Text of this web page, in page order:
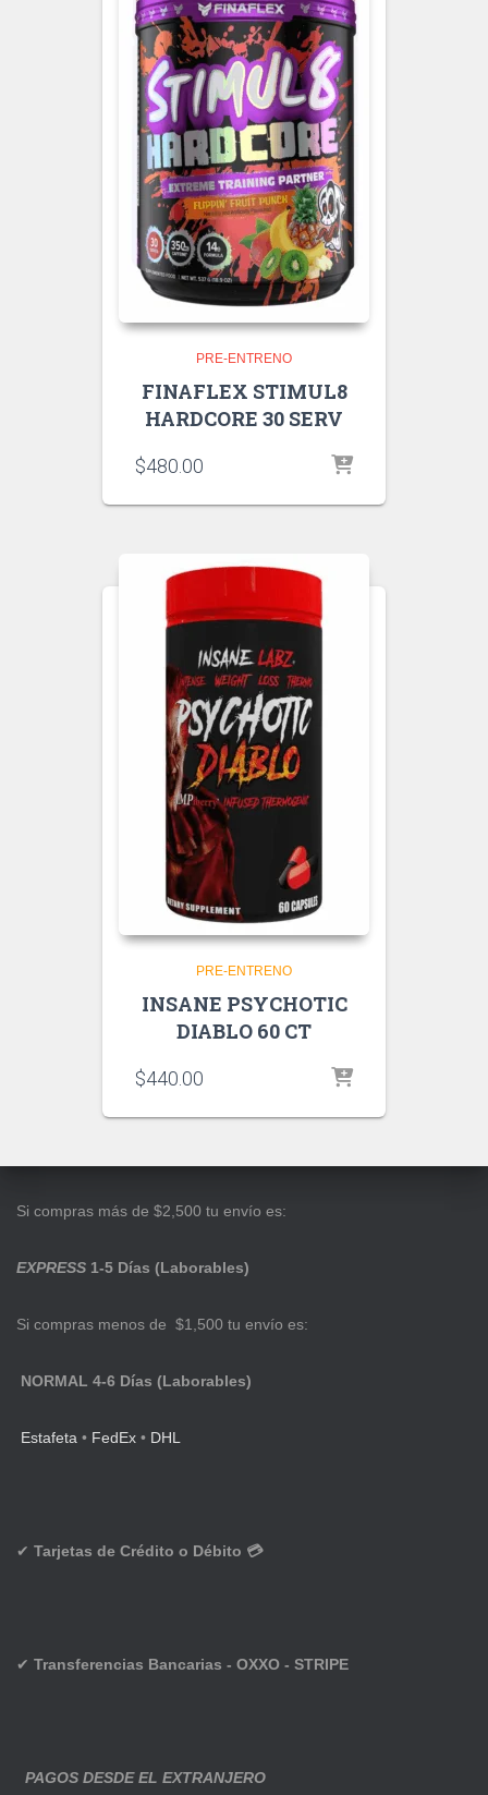
PRE-ENTRENO
FINAFLEX STIMUL8
HARDCORE 30 SERV
$480.00
PRE-ENTRENO
INSANE PSYCHOTIC
DIABLO 60 CT
$440.00
Si compras más de $2,500 tu envío es:
EXPRESS 1-5 Días (Laborables)
Si compras menos de $1,500 tu envío es:
NORMAL 4-6 Días (Laborables)
Estafeta • FedEx • DHL
✔ Tarjetas de Crédito o Débito 💳
✔ Transferencias Bancarias - OXXO - STRIPE
PAGOS DESDE EL EXTRANJERO